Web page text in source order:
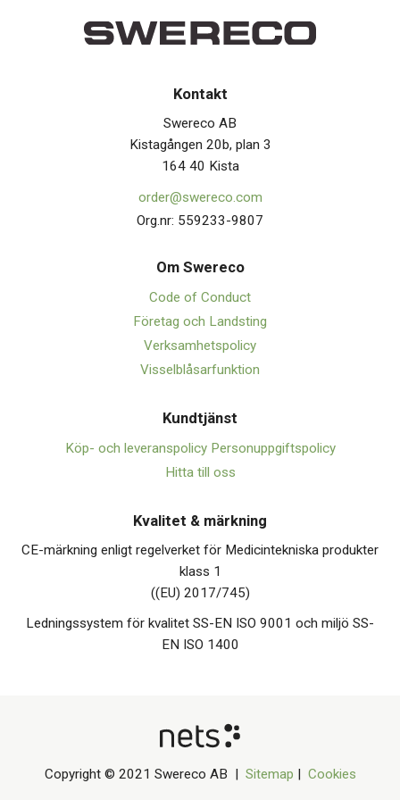
Kontakt
Swereco AB
Kistagången 20b, plan 3
164 40 Kista
order@swereco.com
Org.nr: 559233-9807
Om Swereco
Code of Conduct
Företag och Landsting
Verksamhetspolicy
Visselblåsarfunktion
Kundtjänst
Köp- och leveranspolicy Personuppgiftspolicy
Hitta till oss
Kvalitet & märkning
CE-märkning enligt regelverket för Medicintekniska produkter
klass 1
((EU) 2017/745)
Ledningssystem för kvalitet SS-EN ISO 9001 och miljö SS-
EN ISO 1400
Copyright © 2021 Swereco AB | Sitemap | Cookies